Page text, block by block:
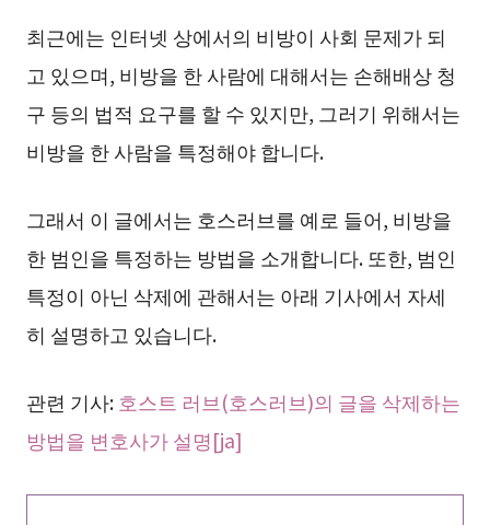
최근에는 인터넷 상에서의 비방이 사회 문제가 되
고 있으며, 비방을 한 사람에 대해서는 손해배상 청
구 등의 법적 요구를 할 수 있지만, 그러기 위해서는
비방을 한 사람을 특정해야 합니다.
그래서 이 글에서는 호스러브를 예로 들어, 비방을
한 범인을 특정하는 방법을 소개합니다. 또한, 범인
특정이 아닌 삭제에 관해서는 아래 기사에서 자세
히 설명하고 있습니다.
관련 기사: 호스트 러브(호스러브)의 글을 삭제하는
방법을 변호사가 설명[ja]